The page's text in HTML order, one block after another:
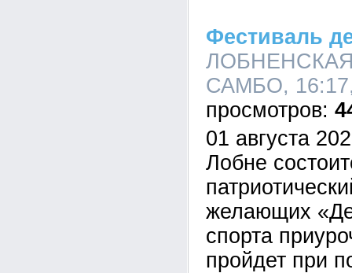
Фестиваль
САМБО,
01 августа
Лобне
желающих
спорта
пройдет при